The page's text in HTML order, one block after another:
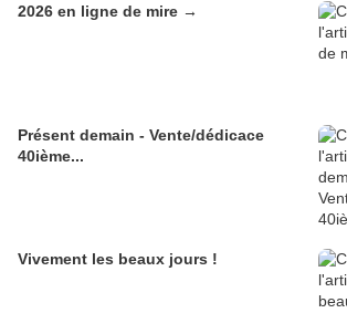
2026 en ligne de mire →
Présent demain - Vente/dédicace
40ième...
Vivement les beaux jours !